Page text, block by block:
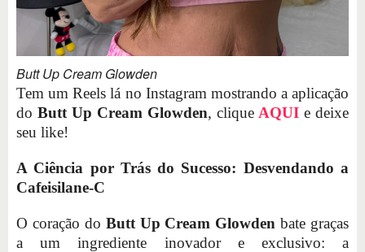
Butt Up Cream Glowden
Tem um Reels lá no Instagram mostrando a aplicação
do Butt Up Cream Glowden, clique AQUI e deixe
seu like!
A Ciência por Trás do Sucesso: Desvendando a
Cafeisilane-C
O coração do Butt Up Cream Glowden bate graças
a um ingrediente inovador e exclusivo: a